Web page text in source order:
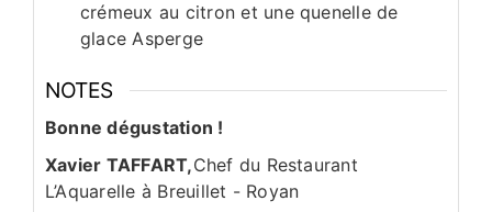
crémeux au citron et une quenelle de
glace Asperge
NOTES
Bonne dégustation !
Xavier TAFFART,Chef du Restaurant
L’Aquarelle à Breuillet - Royan